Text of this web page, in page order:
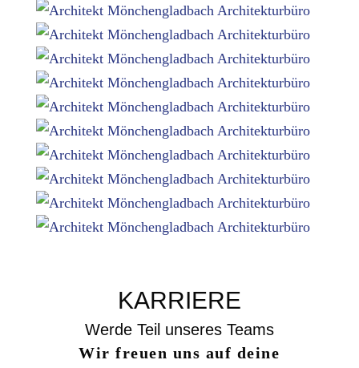
KARRIERE
Werde Teil unseres Teams
Wir freuen uns auf deine